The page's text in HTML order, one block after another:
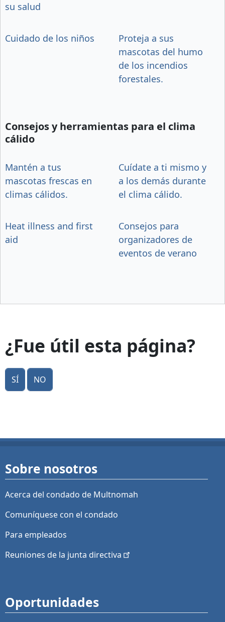
su salud
Cuidado de los niños
Proteja a sus
mascotas del humo
de los incendios
forestales.
Consejos y herramientas para el clima
cálido
Mantén a tus
mascotas frescas en
climas cálidos.
Cuídate a ti mismo y
a los demás durante
el clima cálido.
Heat illness and first
aid
Consejos para
organizadores de
eventos de verano
¿Fue útil esta página?
Sí No
Sobre nosotros
Acerca del condado de Multnomah
Comuníquese con el condado
Para empleados
Reuniones de la junta directiva
Oportunidades